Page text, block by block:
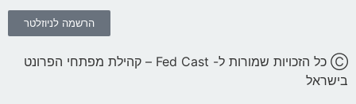
הרשמה לניוזלטר
Ⓒ כל הזכויות שמורות ל- Fed Cast – קהילת מפתחי הפרונט
בישראל